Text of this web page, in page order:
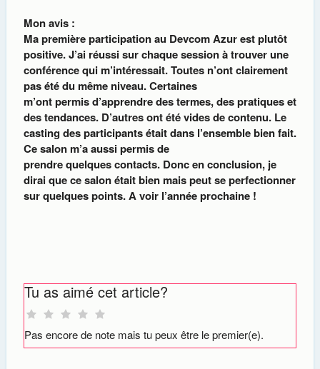
Mon avis :
Ma première participation au Devcom Azur est plutôt
positive. J’ai réussi sur chaque session à trouver une
conférence qui m’intéressait. Toutes n’ont clairement
pas été du même niveau. Certaines
m’ont permis d’apprendre des termes, des pratiques et
des tendances. D’autres ont été vides de contenu. Le
casting des participants était dans l’ensemble bien fait.
Ce salon m’a aussi permis de
prendre quelques contacts. Donc en conclusion, je
dirai que ce salon était bien mais peut se perfectionner
sur quelques points. A voir l’année prochaine !
Tu as aimé cet article?
Pas encore de note mais tu peux être le premier(e).